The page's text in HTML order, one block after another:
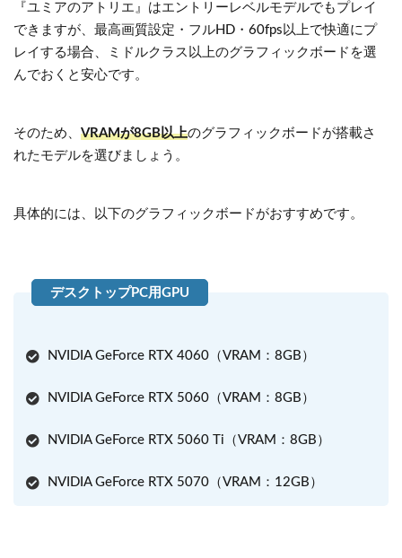
『ユミアのアトリエ』はエントリーレベルモデルでもプレイ
できますが、最高画質設定・フルHD・60fps以上で快適にプ
レイする場合、ミドルクラス以上のグラフィックボードを選
んでおくと安心です。
そのため、 VRAMが8GB以上のグラフィックボードが搭載さ
れたモデルを選びましょう。
具体的には、以下のグラフィックボードがおすすめです。
NVIDIA GeForce RTX 4060（VRAM：8GB）
NVIDIA GeForce RTX 5060（VRAM：8GB）
NVIDIA GeForce RTX 5060 Ti（VRAM：8GB）
NVIDIA GeForce RTX 5070（VRAM：12GB）